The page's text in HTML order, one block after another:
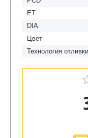
ET
DIA
Цвет
Технология отливки